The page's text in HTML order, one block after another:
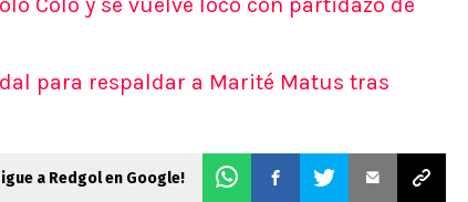
para respaldar a Marité Matus tras
a Redgol en Google!